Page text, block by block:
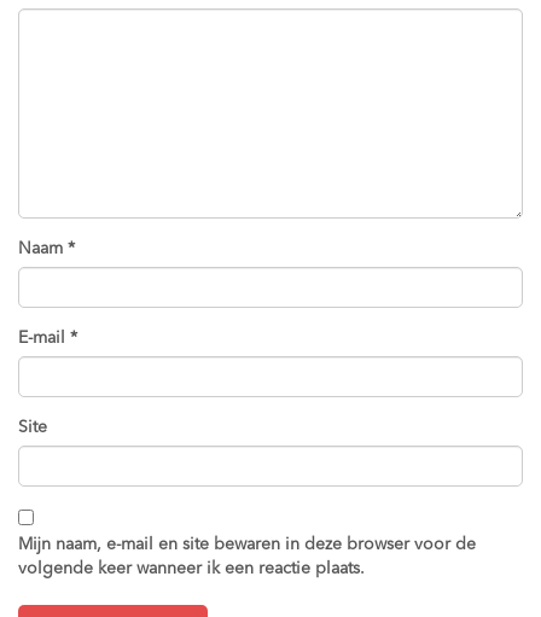
Naam *
E-mail *
Site
Mijn naam, e-mail en site bewaren in deze browser voor de
volgende keer wanneer ik een reactie plaats.